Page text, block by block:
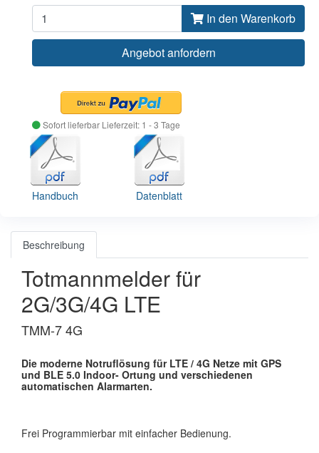
In den Warenkorb
Angebot anfordern
Sofort lieferbar Lieferzeit: 1 - 3 Tage
Handbuch Datenblatt
Beschreibung
Totmannmelder für
2G/3G/4G LTE
TMM-7 4G
Die moderne Notruflösung für LTE / 4G Netze mit GPS
und BLE 5.0 Indoor- Ortung und verschiedenen
automatischen Alarmarten.
Frei Programmierbar mit einfacher Bedienung.